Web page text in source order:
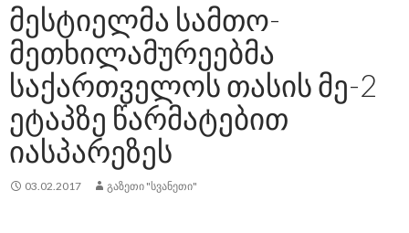
ᲛᲔᲡᲢᲘᲔᲚᲛᲐ ᲡᲐᲛᲗᲝ-
ᲛᲔᲗᲮᲘᲚᲐᲛᲣᲠᲔᲔᲑᲛᲐ
ᲡᲐᲥᲐᲠᲗᲕᲔᲚᲝᲡ ᲗᲐᲡᲘᲡ ᲛᲔ-2
ᲔᲢᲐᲞᲖᲔ ᲬᲐᲠᲛᲐᲢᲔᲑᲘᲗ
ᲘᲐᲡᲞᲐᲠᲔᲖᲔᲡ
03.02.2017 ᲒᲐᲖᲔᲗᲘ "ᲡᲕᲐᲜᲔᲗᲘ"